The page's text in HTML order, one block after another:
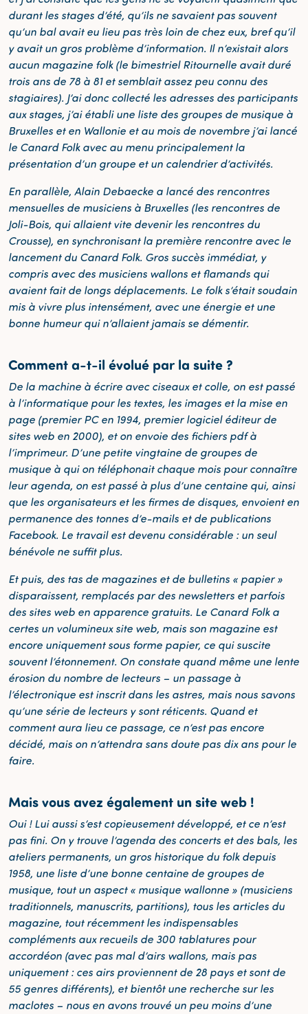
durant les stages d’été, qu’ils ne savaient pas souvent
qu’un bal avait eu lieu pas très loin de chez eux, bref qu’il
y avait un gros problème d’information. Il n’existait alors
aucun magazine folk (le bimestriel Ritournelle avait duré
trois ans de 78 à 81 et semblait assez peu connu des
stagiaires). J’ai donc collecté les adresses des participants
aux stages, j’ai établi une liste des groupes de musique à
Bruxelles et en Wallonie et au mois de novembre j’ai lancé
le Canard Folk avec au menu principalement la
présentation d’un groupe et un calendrier d’activités.
En parallèle, Alain Debaecke a lancé des rencontres
mensuelles de musiciens à Bruxelles (les rencontres de
Joli-Bois, qui allaient vite devenir les rencontres du
Crousse), en synchronisant la première rencontre avec le
lancement du Canard Folk. Gros succès immédiat, y
compris avec des musiciens wallons et flamands qui
avaient fait de longs déplacements. Le folk s’était soudain
mis à vivre plus intensément, avec une énergie et une
bonne humeur qui n’allaient jamais se démentir.
Comment a-t-il évolué par la suite ?
De la machine à écrire avec ciseaux et colle, on est passé
à l’informatique pour les textes, les images et la mise en
page (premier PC en 1994, premier logiciel éditeur de
sites web en 2000), et on envoie des fichiers pdf à
l’imprimeur. D’une petite vingtaine de groupes de
musique à qui on téléphonait chaque mois pour connaître
leur agenda, on est passé à plus d’une centaine qui, ainsi
que les organisateurs et les firmes de disques, envoient en
permanence des tonnes d’e-mails et de publications
Facebook. Le travail est devenu considérable : un seul
bénévole ne suffit plus.
Et puis, des tas de magazines et de bulletins « papier »
disparaissent, remplacés par des newsletters et parfois
des sites web en apparence gratuits. Le Canard Folk a
certes un volumineux site web, mais son magazine est
encore uniquement sous forme papier, ce qui suscite
souvent l’étonnement. On constate quand même une lente
érosion du nombre de lecteurs – un passage à
l’électronique est inscrit dans les astres, mais nous savons
qu’une série de lecteurs y sont réticents. Quand et
comment aura lieu ce passage, ce n’est pas encore
décidé, mais on n’attendra sans doute pas dix ans pour le
faire.
Mais vous avez également un site web !
Oui ! Lui aussi s’est copieusement développé, et ce n’est
pas fini. On y trouve l’agenda des concerts et des bals, les
ateliers permanents, un gros historique du folk depuis
1958, une liste d’une bonne centaine de groupes de
musique, tout un aspect « musique wallonne » (musiciens
traditionnels, manuscrits, partitions), tous les articles du
magazine, tout récemment les indispensables
compléments aux recueils de 300 tablatures pour
accordéon (avec pas mal d’airs wallons, mais pas
uniquement : ces airs proviennent de 28 pays et sont de
55 genres différents), et bientôt une recherche sur les
maclotes – nous en avons trouvé un peu moins d’une